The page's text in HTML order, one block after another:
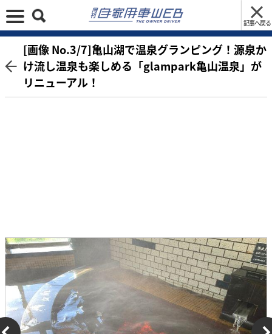
記事へ戻る
[画像 No.3/7]亀山湖で温泉グランピング！源泉か
け流し温泉も楽しめる「glampark亀山温泉」が
リニューアル！